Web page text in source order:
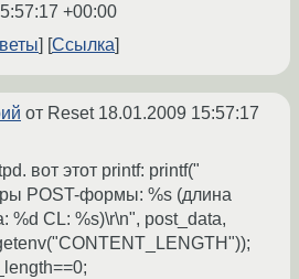
+00:00
Ссылка
от Reset 18.01.2009 15:57:17
вот этот printf: printf("
POST-формы: %s (длина
%d CL: %s)\r\n", post_data,